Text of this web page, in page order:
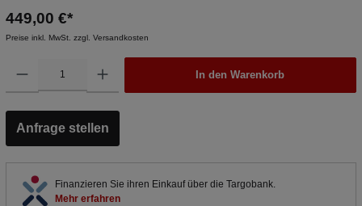
449,00 €*
Preise inkl. MwSt. zzgl. Versandkosten
In den Warenkorb
Anfrage stellen
Finanzieren Sie ihren Einkauf über die Targobank.
Mehr erfahren